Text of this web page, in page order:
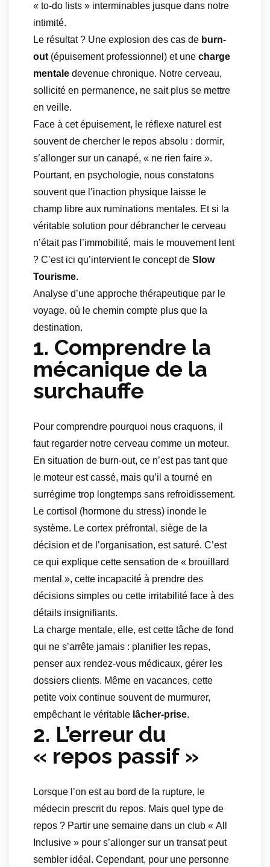
« to-do lists » interminables jusque dans notre
intimité.
Le résultat ? Une explosion des cas de burn-
out (épuisement professionnel) et une charge
mentale devenue chronique. Notre cerveau,
sollicité en permanence, ne sait plus se mettre
en veille.
Face à cet épuisement, le réflexe naturel est
souvent de chercher le repos absolu : dormir,
s’allonger sur un canapé, « ne rien faire ».
Pourtant, en psychologie, nous constatons
souvent que l’inaction physique laisse le
champ libre aux ruminations mentales. Et si la
véritable solution pour débrancher le cerveau
n’était pas l’immobilité, mais le mouvement lent
? C’est ici qu’intervient le concept de Slow
Tourisme.
Analyse d’une approche thérapeutique par le
voyage, où le chemin compte plus que la
destination.
1. Comprendre la
mécanique de la
surchauffe
Pour comprendre pourquoi nous craquons, il
faut regarder notre cerveau comme un moteur.
En situation de burn-out, ce n’est pas tant que
le moteur est cassé, mais qu’il a tourné en
surrégime trop longtemps sans refroidissement.
Le cortisol (hormone du stress) inonde le
système. Le cortex préfrontal, siège de la
décision et de l’organisation, est saturé. C’est
ce qui explique cette sensation de « brouillard
mental », cette incapacité à prendre des
décisions simples ou cette irritabilité face à des
détails insignifiants.
La charge mentale, elle, est cette tâche de fond
qui ne s’arrête jamais : planifier les repas,
penser aux rendez-vous médicaux, gérer les
dossiers clients. Même en vacances, cette
petite voix continue souvent de murmurer,
empêchant le véritable lâcher-prise.
2. L’erreur du
« repos passif »
Lorsque l’on est au bord de la rupture, le
médecin prescrit du repos. Mais quel type de
repos ? Partir une semaine dans un club « All
Inclusive » pour s’allonger sur un transat peut
sembler idéal. Cependant, pour une personne